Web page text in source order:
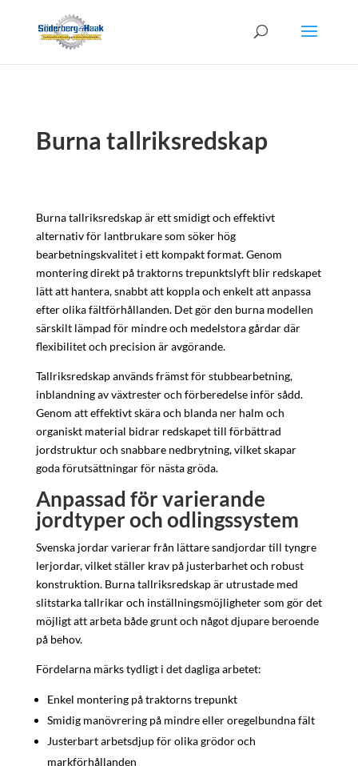
Burna tallriksredskap
Burna tallriksredskap är ett smidigt och effektivt
alternativ för lantbrukare som söker hög
bearbetningskvalitet i ett kompakt format. Genom
montering direkt på traktorns trepunktslyft blir redskapet
lätt att hantera, snabbt att koppla och enkelt att anpassa
efter olika fältförhållanden. Det gör den burna modellen
särskilt lämpad för mindre och medelstora gårdar där
flexibilitet och precision är avgörande.
Tallriksredskap används främst för stubbearbetning,
inblandning av växtrester och förberedelse inför sådd.
Genom att effektivt skära och blanda ner halm och
organiskt material bidrar redskapet till förbättrad
jordstruktur och snabbare nedbrytning, vilket skapar
goda förutsättningar för nästa gröda.
Anpassad för varierande
jordtyper och odlingssystem
Svenska jordar varierar från lättare sandjordar till tyngre
lerjordar, vilket ställer krav på justerbarhet och robust
konstruktion. Burna tallriksredskap är utrustade med
slitstarka tallrikar och inställningsmöjligheter som gör det
möjligt att arbeta både grunt och något djupare beroende
på behov.
Fördelarna märks tydligt i det dagliga arbetet:
Enkel montering på traktorns trepunkt
Smidig manövrering på mindre eller oregelbundna fält
Justerbart arbetsdjup för olika grödor och
markförhållanden